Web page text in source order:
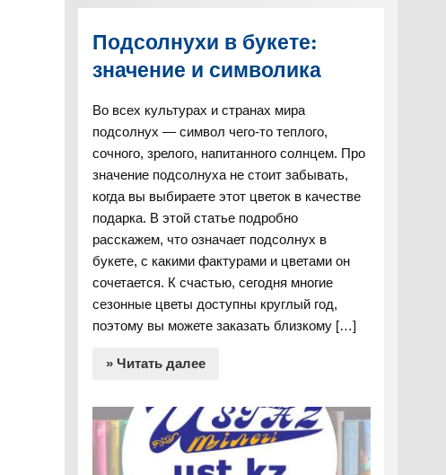
Подсолнухи в букете:
значение и символика
Во всех культурах и странах мира
подсолнух — символ чего-то теплого,
сочного, зрелого, напитанного солнцем. Про
значение подсолнуха не стоит забывать,
когда вы выбираете этот цветок в качестве
подарка. В этой статье подробно
расскажем, что означает подсолнух в
букете, с какими фактурами и цветами он
сочетается. К счастью, сегодня многие
сезонные цветы доступны круглый год,
поэтому вы можете заказать близкому […]
» Читать далее